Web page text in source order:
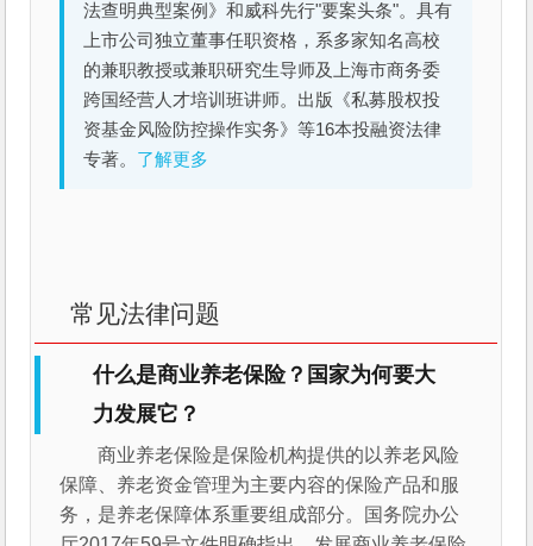
法查明典型案例》和威科先行"要案头条"。具有
上市公司独立董事任职资格，系多家知名高校
的兼职教授或兼职研究生导师及上海市商务委
跨国经营人才培训班讲师。出版《私募股权投
资基金风险防控操作实务》等16本投融资法律
专著。 了解更多
常见法律问题
什么是商业养老保险？国家为何要大
力发展它？
商业养老保险是保险机构提供的以养老风险
保障、养老资金管理为主要内容的保险产品和服
务，是养老保障体系重要组成部分。国务院办公